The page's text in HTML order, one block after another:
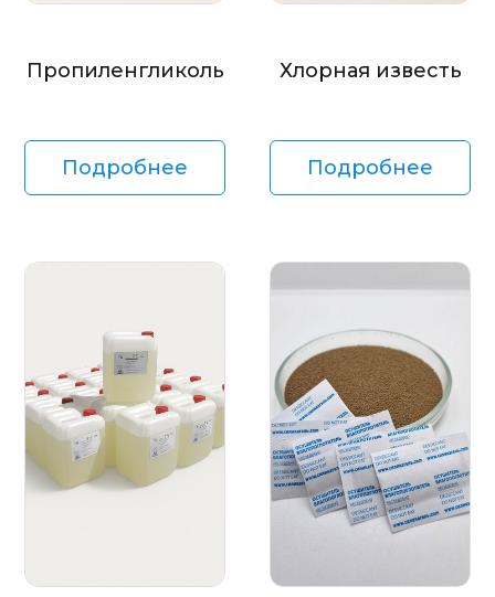
Пропиленгликоль
Подробнее
Хлорная известь
Подробнее